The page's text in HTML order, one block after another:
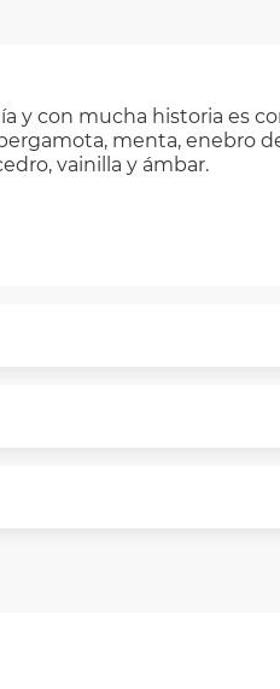
y con mucha historia es
menta, enebro
vainilla y ámbar.